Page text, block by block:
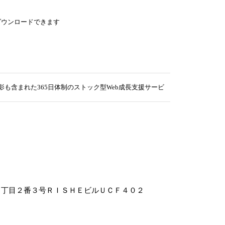
ンロードできます
含まれた365日体制のストック型Web成長支援サービス『GrowWeb 365』
目２番３号ＲＩＳＨＥビルＵＣＦ４０２